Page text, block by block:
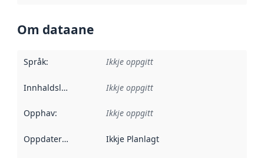
Om dataane
Språk: Ikkje oppgitt
Innhaldsleverandørar :
Ikkje oppgitt
Opphav: Ikkje oppgitt
Oppdateringsfrekvens :
Ikkje Planlagt